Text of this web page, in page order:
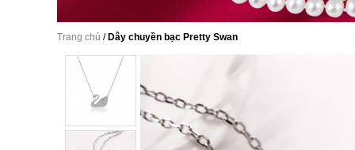
Trang chủ / Dây chuyền bạc Pretty Swan